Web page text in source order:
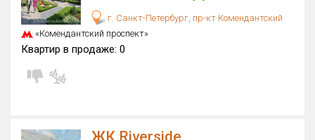
г. Санкт-Петербург, пр-кт Комендантский
«Комендантский проспект»
Квартир в продаже: 0